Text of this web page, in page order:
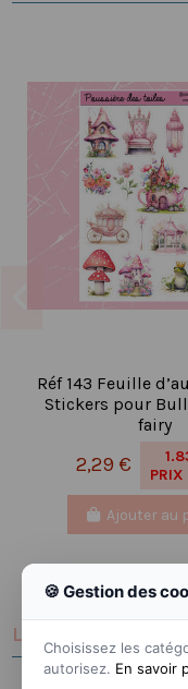
Réf 143 Feuille
Stickers pour
fairy
2,29 €
PRIX
Ajouter au
LES CLIENTS QUI
🍪 Gestion des
Choisissez les
autorisez. En savoir